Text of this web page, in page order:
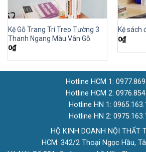
Kệ Gỗ Trang Trí Treo Tường 3
Thanh Ngang Màu Vân Gỗ
0₫
Kệ sách
0₫
Hotline HCM 1:
Hotline HCM 2:
Hotline HN 1:
Hotline HN 2:
HỘ KINH DOANH NỘI THẤT
HCM: 342/2 Thoại Ngọc Hầu,